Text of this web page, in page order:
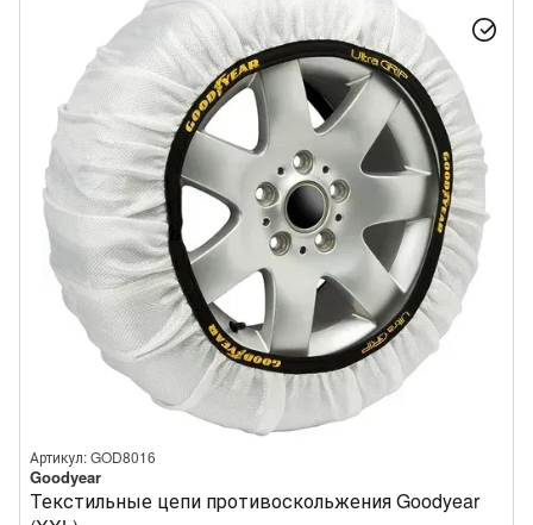
Артикул: GOD8016
Goodyear
Текстильные цепи противоскольжения Goodyear